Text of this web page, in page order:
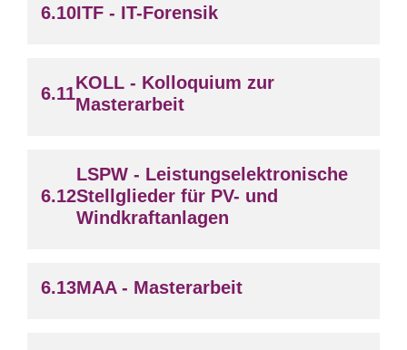
ITF - IT-Forensik
KOLL - Kolloquium zur
Masterarbeit
LSPW - Leistungselektronische
Stellglieder für PV- und
Windkraftanlagen
MAA - Masterarbeit